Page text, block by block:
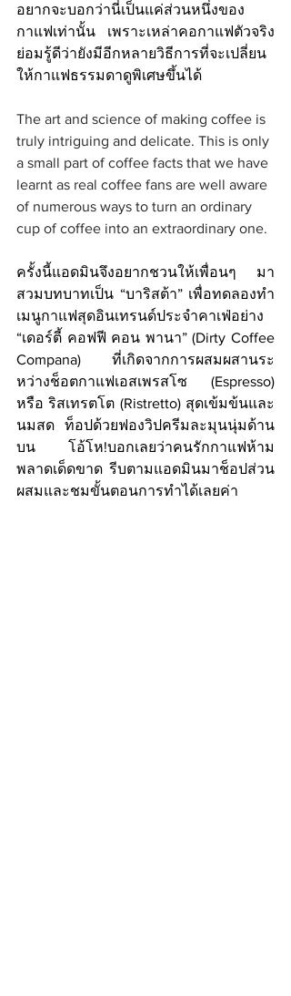
อยากจะบอกว่านี่เป็นแค่ส่วนหนึ่งของ
กาแฟเท่านั้น เพราะเหล่าคอกาแฟตัวจริง
ย่อมรู้ดีว่ายังมีอีกหลายวิธีการที่จะเปลี่ยน
ให้กาแฟธรรมดาดูพิเศษขึ้นได้
The art and science of making coffee is
truly intriguing and delicate. This is only
a small part of coffee facts that we have
learnt as real coffee fans are well aware
of numerous ways to turn an ordinary
cup of coffee into an extraordinary one.
ครั้งนี้แอดมินจึงอยากชวนให้เพื่อนๆ มา
สวมบทบาทเป็น “บาริสต้า” เพื่อทดลองทำ
เมนูกาแฟสุดอินเทรนด์ประจำคาเฟ่อย่าง
“เดอร์ตี้ คอฟฟี คอน พานา” (Dirty Coffee
Compana) ที่เกิดจากการผสมผสานระ
หว่างช็อตกาแฟเอสเพรสโซ (Espresso)
หรือ ริสเทรตโต (Ristretto) สุดเข้มข้นและ
นมสด ท็อปด้วยฟองวิปครีมละมุนนุ่มด้าน
บน โอ้โห!บอกเลยว่าคนรักกาแฟห้าม
พลาดเด็ดขาด รีบตามแอดมินมาช็อปส่วน
ผสมและชมขั้นตอนการทำได้เลยค่า